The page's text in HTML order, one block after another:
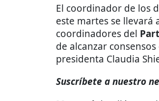
El coordinador de los
este martes se llevará
coordinadores del
de alcanzar
presidenta Claudia
Suscríbete a nuestro